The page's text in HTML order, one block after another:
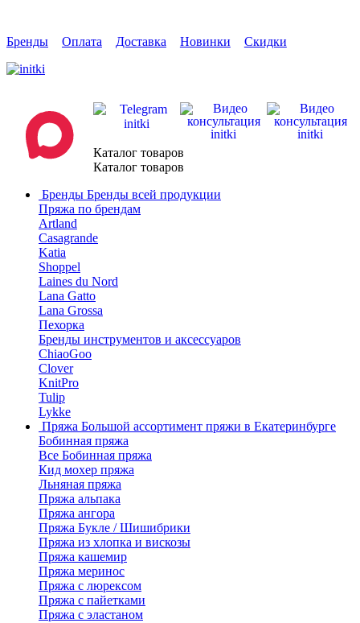
Бренды Оплата Доставка Новинки Скидки
Каталог товаров
Каталог товаров
Бренды Бренды всей продукции
Пряжа по брендам
Artland
Casagrande
Katia
Shoppel
Laines du Nord
Lana Gatto
Lana Grossa
Пехорка
Бренды инструментов и аксессуаров
ChiaoGoo
Clover
KnitPro
Tulip
Lykke
Пряжа Большой ассортимент пряжи в Екатеринбурге
Бобинная пряжа
Все Бобинная пряжа
Кид мохер пряжа
Льняная пряжа
Пряжа альпака
Пряжа ангора
Пряжа Букле / Шишибрики
Пряжа из хлопка и вискозы
Пряжа кашемир
Пряжа меринос
Пряжа с люрексом
Пряжа с пайетками
Пряжа с эластаном